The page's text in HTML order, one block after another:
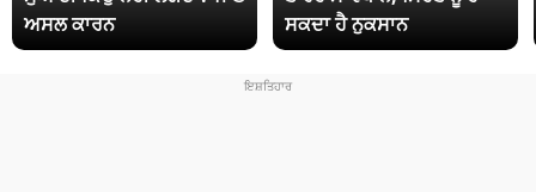
ਅਸਲ ਕਾਰਨ
ਸਕਦਾ ਹੈ ਨੁਕਸਾਨ